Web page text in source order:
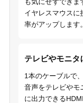
イヤレスマウスに
率がアップします。
テレビやモニタ
1本のケーブルで
音声をテレビやモ
に出力できる